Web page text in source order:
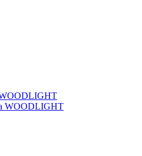
WOODLIGHT
WOODLIGHT